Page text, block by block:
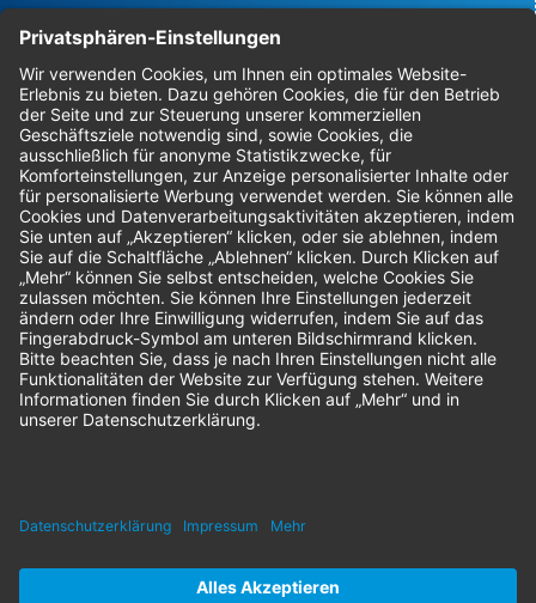
Bestellungen
Sendung verfolgen
Geprüfter Shop
* Alle Preise zzgl. gesetzlicher Mehrwertsteuer